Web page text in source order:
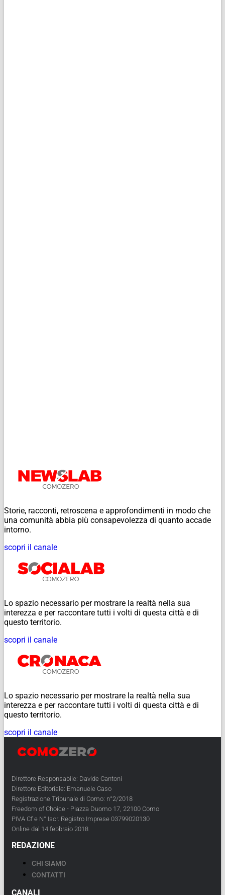
Storie, racconti, retroscena e approfondimenti in modo che
una comunità abbia più consapevolezza di quanto accade
intorno.
scopri il canale
Lo spazio necessario per mostrare la realtà nella sua
interezza e per raccontare tutti i volti di questa città e di
questo territorio.
scopri il canale
Lo spazio necessario per mostrare la realtà nella sua
interezza e per raccontare tutti i volti di questa città e di
questo territorio.
scopri il canale
Direttore Responsabile: Davide Cantoni
Direttore Editoriale: Emanuele Caso
Registrazione Tribunale di Como: n°2/2018
Freedom of Choice - Piazza Duomo 17, 22100 Como
PIVA Cf e N° Iscr. Registro Imprese 03799020130
Online dal 14 febbraio 2018
REDAZIONE
CHI SIAMO
CONTATTI
CANALI